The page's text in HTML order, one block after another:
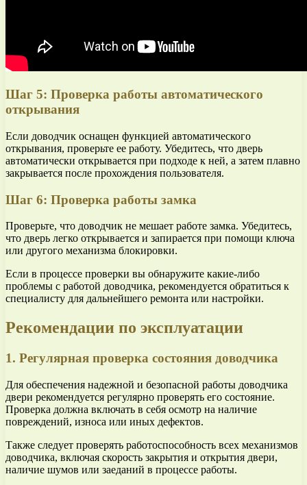
Шаг 5: Проверка работы автоматического
открывания
Если доводчик оснащен функцией автоматического
открывания, проверьте ее работу. Убедитесь, что дверь
автоматически открывается при подходе к ней, а затем плавно
закрывается после прохождения пользователя.
Шаг 6: Проверка работы замка
Проверьте, что доводчик не мешает работе замка. Убедитесь,
что дверь легко открывается и запирается при помощи ключа
или другого механизма блокировки.
Если в процессе проверки вы обнаружите какие-либо
проблемы с работой доводчика, рекомендуется обратиться к
специалисту для дальнейшего ремонта или настройки.
Рекомендации по эксплуатации
1. Регулярная проверка состояния доводчика
Для обеспечения надежной и безопасной работы доводчика
двери рекомендуется регулярно проверять его состояние.
Проверка должна включать в себя осмотр на наличие
повреждений, износа или иных дефектов.
Также следует проверять работоспособность всех механизмов
доводчика, включая скорость закрытия и открытия двери,
наличие шумов или заеданий в процессе работы.